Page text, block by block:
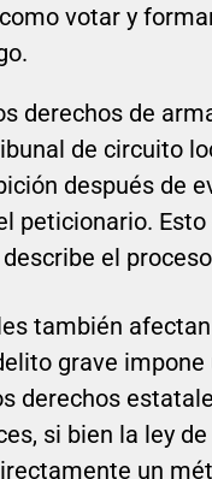
como votar y
derechos de
de circuito
después de
peticionario.
describe el
también
grave
derechos
si bien la ley
un